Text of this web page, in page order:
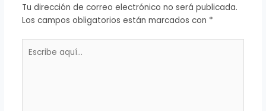
Tu dirección de correo electrónico no será publicada.
Los campos obligatorios están marcados con *
aquí...